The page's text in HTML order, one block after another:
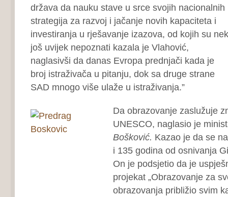
država da nauku stave u srce svojih nacionalnih
strategija za razvoj i jačanje novih kapaciteta i
investiranja u rješavanje izazova, od kojih su
još uvijek nepoznati kazala je Vlahović,
naglasivši da danas Evropa prednjači kada je
broj istraživača u pitanju, dok sa druge strane
SAD mnogo više ulaže u istraživanja.”
Da obrazovanje zaslužuje
UNESCO, naglasio je
Bošković. Kazao je da se
i 135 godina od osnivanja
On je podsjetio da je
projekat „Obrazovanje za
obrazovanja približio svim